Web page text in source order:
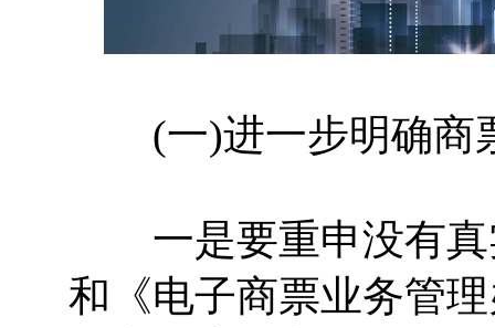
(一)进一步明确商
一是要重申没有真
和《电子商票业务管